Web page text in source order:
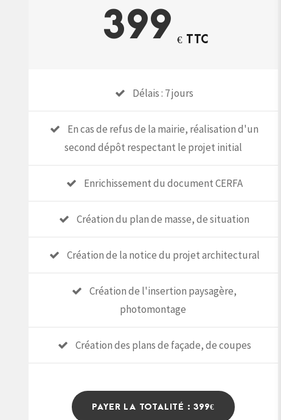
399 € TTC
Délais : 7 jours
En cas de refus de la mairie, réalisation d'un
second dépôt respectant le projet initial
Enrichissement du document CERFA
Création du plan de masse, de situation
Création de la notice du projet architectural
Création de l'insertion paysagère,
photomontage
Création des plans de façade, de coupes
PAYER LA TOTALITÉ : 399€